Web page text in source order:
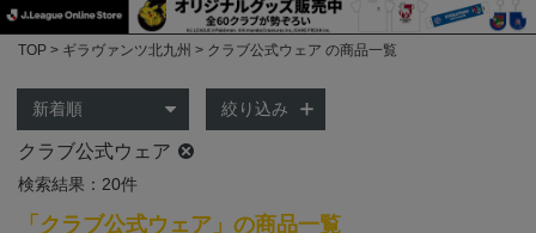
TOP ギラヴァンツ北九州 クラブ公式ウェア の商品一覧
絞り込み
クラブ公式ウェア
検索結果：20件
「クラブ公式ウェア」の商品一覧